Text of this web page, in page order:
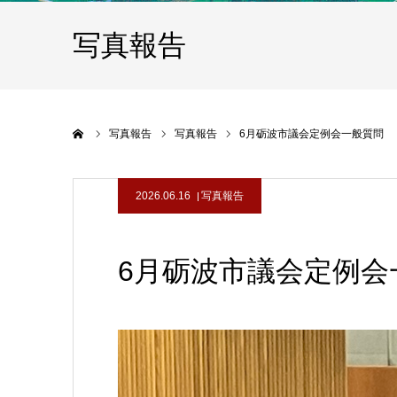
写真報告
写真報告 写真報告 6月砺波市議会定例会一般質問
2026.06.16 写真報告
6月砺波市議会定例